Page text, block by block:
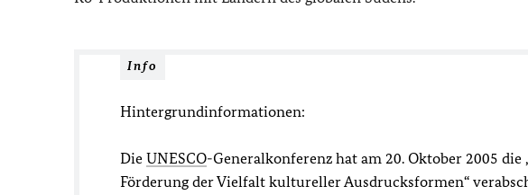
Info
Hintergrundinformationen:
Die UNESCO-Generalkonferenz hat am 20. Oktober 2005
Förderung der Vielfalt kultureller Ausdrucksformen“